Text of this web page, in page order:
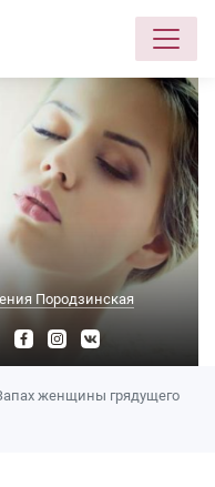
Породзинская
женщины грядущего